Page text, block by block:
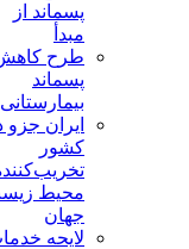
پسماند از
مبدأ
طرح
پسماند
بیمارستانی
ايران جزو
كشور
محيط
جهان
لایحه